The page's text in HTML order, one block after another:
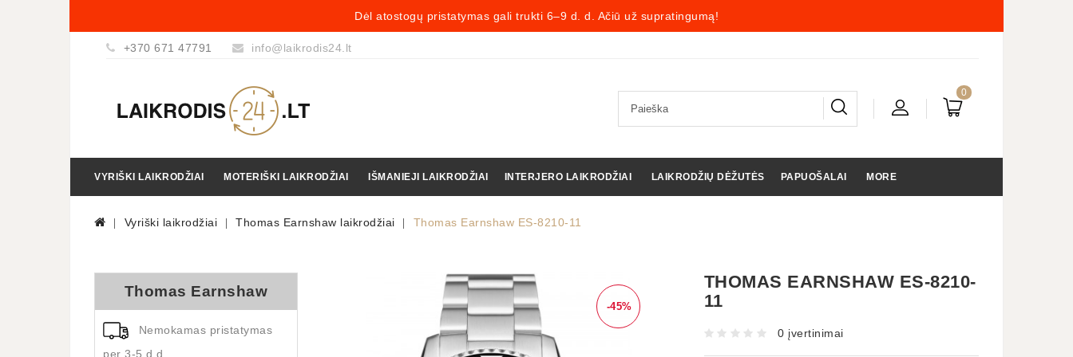
Dėl atostogų pristatymas gali trukti 6–9 d. d. Ačiū už supratingumą!
+370 671 47791 info@laikrodis24.lt
0
VYRIŠKI LAIKRODŽIAI MOTERIŠKI LAIKRODŽIAI IŠMANIEJI LAIKRODŽIAI INTERJERO LAIKRODŽIAI LAIKRODŽIŲ DĖŽUTĖS PAPUOŠALAI MORE
Vyriški laikrodžiai Thomas Earnshaw laikrodžiai Thomas Earnshaw ES-8210-11
Thomas Earnshaw
Nemokamas pristatymas
per 3-5 d.d.
-45%
THOMAS EARNSHAW ES-8210-
11
0 įvertinimai